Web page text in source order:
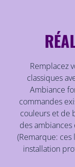
Remplacez
classiques
Ambiance
commandes
couleurs et de
des
(Remarque:
installation